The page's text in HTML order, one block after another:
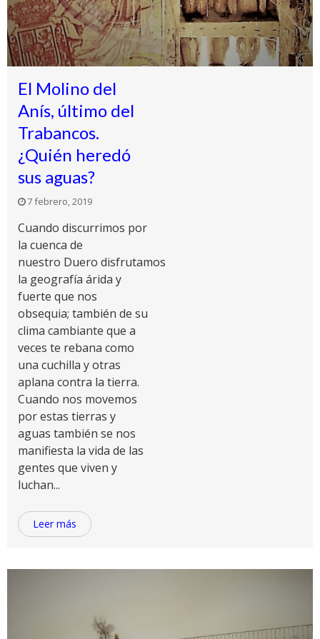
El Molino del
Anís, último del
Trabancos.
¿Quién heredó
sus aguas?
7 febrero, 2019
Cuando discurrimos por
la cuenca de
nuestro Duero disfrutamos
la geografía árida y
fuerte que nos
obsequia; también de su
clima cambiante que a
veces te rebana como
una cuchilla y otras
aplana contra la tierra.
Cuando nos movemos
por estas tierras y
aguas también se nos
manifiesta la vida de las
gentes que viven y
luchan...
Leer más